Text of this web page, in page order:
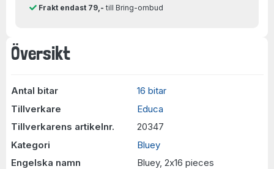
Översikt
Antal bitar
16 bitar
Tillverkare
Educa
Tillverkarens artikelnr.
20347
Kategori
Bluey
Engelska namn
Bluey, 2x16 pieces
Frakt endast 79,- till Bring-ombud